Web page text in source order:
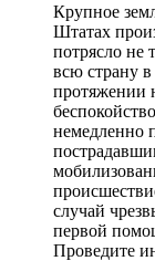
Крупное
Штатах
потрясло не
всю страну
протяжении
немедленно
случай
первой
Проведите